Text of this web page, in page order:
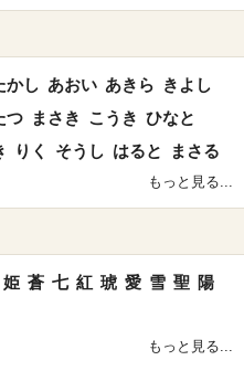
かし あおい あきら きよし
つ まさき こうき ひなと
りく そうし はると まさる
もっと見る...
姫 蒼 七 紅 琥 愛 雪 聖 陽
もっと見る...